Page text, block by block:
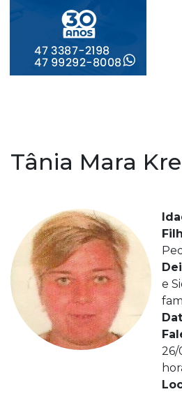
Tânia Mara
e
26/